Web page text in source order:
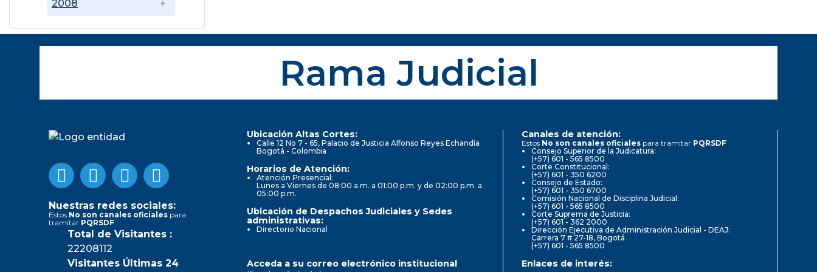
2008
Rama Judicial
Nuestras redes sociales:
Estos No son canales oficiales para
tramitar PQRSDF
Total de Visitantes :
22208112
Visitantes Últimas 24
Ubicación Altas Cortes:
Calle 12 No 7 - 65, Palacio de Justicia Alfonso Reyes Echandía
Bogotá - Colombia
Horarios de Atención:
Atención Presencial:
Lunes a Viernes de 08:00 a.m. a 01:00 p.m. y de 02:00 p.m. a
05:00 p.m.
Ubicación de Despachos Judiciales y Sedes
administrativas:
Directorio Nacional
Canales de atención:
Estos No son canales oficiales para tramitar PQRSDF
Consejo Superior de la Judicatura:
(+57) 601 - 565 8500
Corte Constitucional:
(+57) 601 - 350 6200
Consejo de Estado:
(+57) 601 - 350 6700
Comisión Nacional de Disciplina Judicial:
(+57) 601 - 565 8500
Corte Suprema de Justicia:
(+57) 601 - 362 2000
Dirección Ejecutiva de Administración Judicial - DEAJ:
Carrera 7 # 27-18, Bogotá
(+57) 601 - 565 8500
Acceda a su correo electrónico institucional Enlaces de interés: